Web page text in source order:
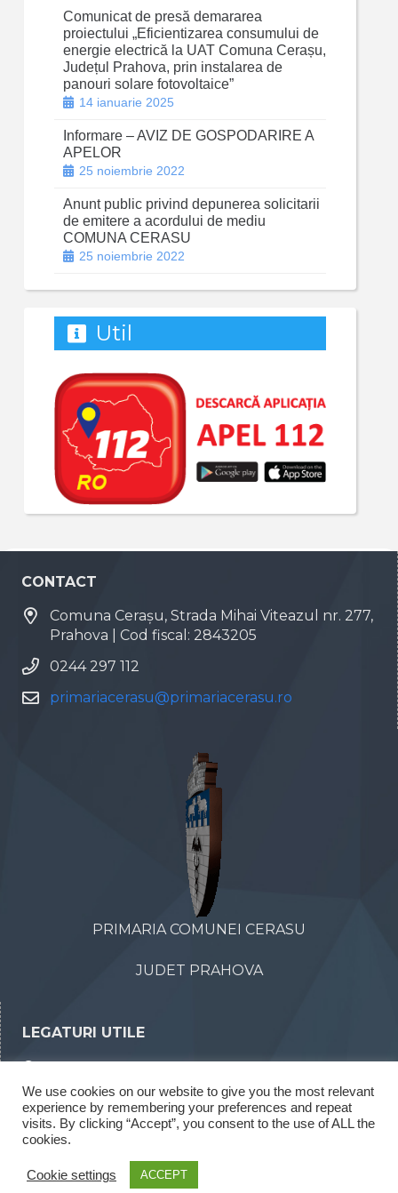
Comunicat de presă demararea
proiectului „Eficientizarea consumului de
energie electrică la UAT Comuna Cerașu,
Județul Prahova, prin instalarea de
panouri solare fotovoltaice”
14 ianuarie 2025
Informare – AVIZ DE GOSPODARIRE A
APELOR
25 noiembrie 2022
Anunt public privind depunerea solicitarii
de emitere a acordului de mediu
COMUNA CERASU
25 noiembrie 2022
Util
CONTACT
Comuna Cerașu, Strada Mihai Viteazul nr. 277,
Prahova | Cod fiscal: 2843205
0244 297 112
primariacerasu@primariacerasu.ro
PRIMARIA COMUNEI CERASU
JUDET PRAHOVA
LEGATURI UTILE
Declaratii de interese
Rapoarte legea 52/2003
We use cookies on our website to give you the most relevant
experience by remembering your preferences and repeat
visits. By clicking “Accept”, you consent to the use of ALL the
cookies.
Cookie settings ACCEPT